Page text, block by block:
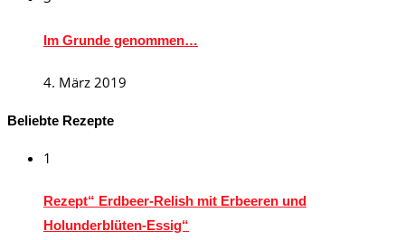
Im Grunde genommen…
4. März 2019
Beliebte Rezepte
1
Rezept“ Erdbeer-Relish mit Erbeeren und
Holunderblüten-Essig“